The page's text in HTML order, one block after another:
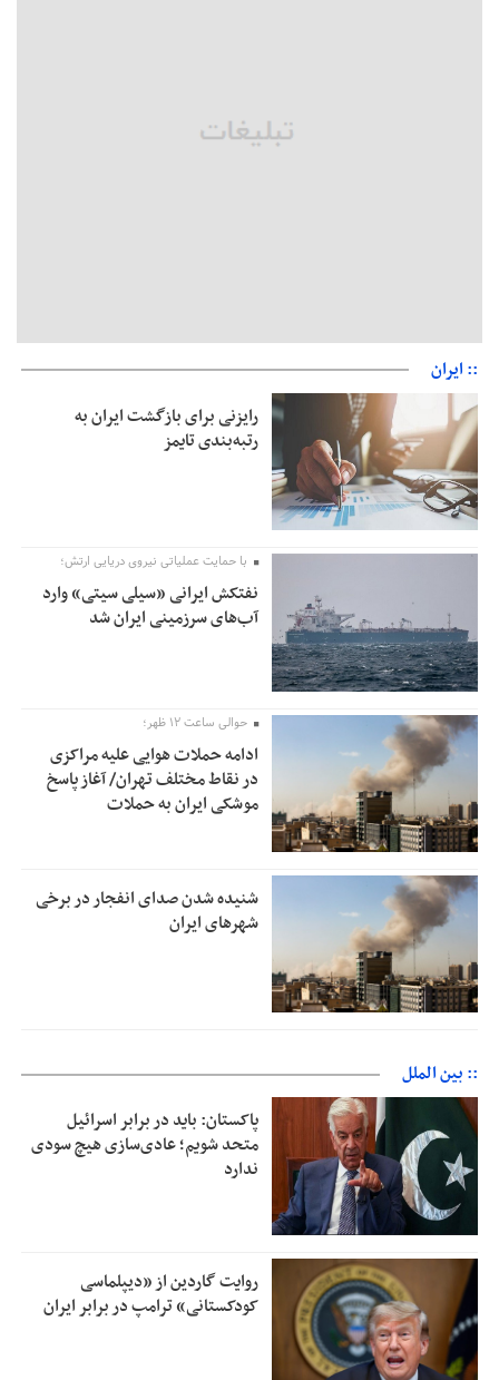
امیر اکرمی‌نیا: ارتش کاملاً آماده است
:: ایران
رایزنی برای بازگشت ایران به
رتبه‌بندی تایمز
با حمایت عملیاتی نیروی دریایی ارتش؛
نفتکش ایرانی «سیلی سیتی» وارد
آب‌های سرزمینی ایران شد
حوالی ساعت ۱۲ ظهر؛
ادامه حملات هوایی علیه مراکزی
در نقاط مختلف تهران/ آغاز پاسخ
موشکی ایران به حملات
شنیده شدن صدای انفجار در برخی
شهرهای ایران
:: بین الملل
پاکستان: باید در برابر اسرائیل
متحد شویم؛ عادی‌سازی هیچ سودی
ندارد
روایت گاردین از «دیپلماسی
کودکستانی» ترامپ در برابر ایران